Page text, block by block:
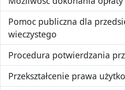
Pomoc publiczna dla
wieczystego
Procedura potwierdzania
Przekształcenie prawa